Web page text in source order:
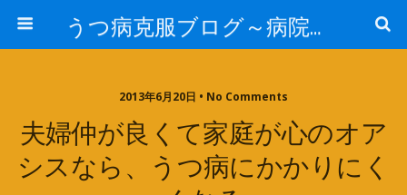
うつ病克服ブログ～病院へ行かずに治療するには～
2013年6月20日 • No Comments
夫婦仲が良くて家庭が心のオア
シスなら、うつ病にかかりにく